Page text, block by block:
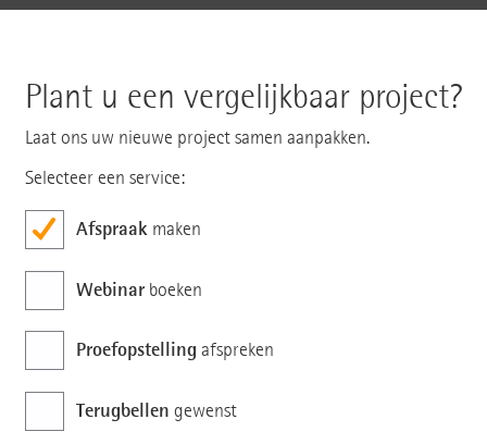
Plant u een vergelijkbaar project?
Laat ons uw nieuwe project samen aanpakken.
Selecteer een service:
Afspraakmaken
Webinarboeken
Proefopstelling afspreken
Terugbellen gewenst